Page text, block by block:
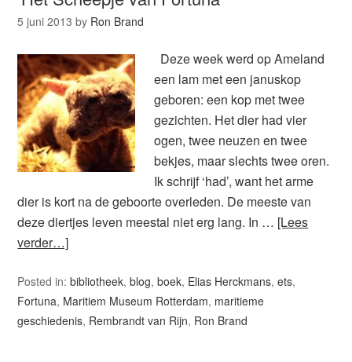
5 juni 2013 by Ron Brand
Deze week werd op Ameland
een lam met een januskop
geboren: een kop met twee
gezichten. Het dier had vier
ogen, twee neuzen en twee
bekjes, maar slechts twee oren.
Ik schrijf ‘had’, want het arme
dier is kort na de geboorte overleden. De meeste van
deze diertjes leven meestal niet erg lang. In … [Lees
verder…]
Posted in:bibliotheek,blog,boek, Elias Herckmans,ets,
Fortuna, Maritiem Museum Rotterdam, maritieme
geschiedenis, Rembrandt van Rijn, Ron Brand